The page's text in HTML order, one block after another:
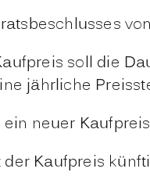
soll die
jährliche
neuer
Kaufpreis